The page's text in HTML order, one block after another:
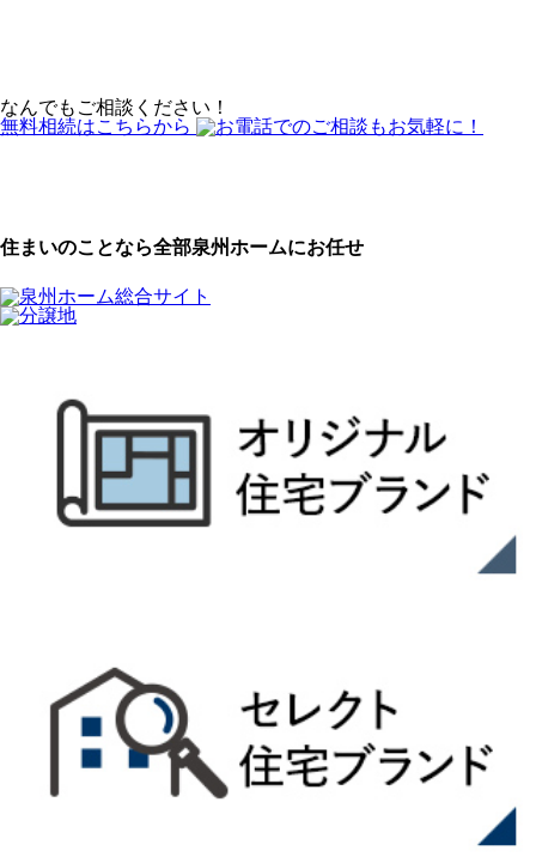
なんでもご相談ください！
無料相続はこちらから
住まいのことなら全部泉州ホームにお任せ